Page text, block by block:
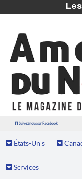
Suivez nous sur Facebook
États-Unis
Services